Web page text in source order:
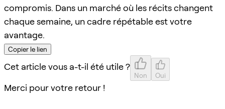
compromis. Dans un marché où les récits changent
chaque semaine, un cadre répétable est votre
avantage.
Copier le lien
Cet article vous a-t-il été utile ?
Non Oui
Merci pour votre retour !